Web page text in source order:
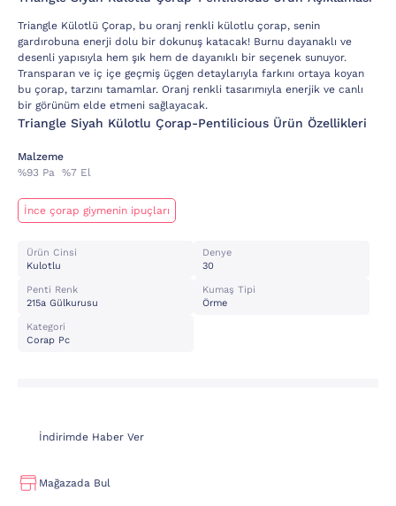
Triangle Külotlü Çorap, bu oranj renkli külotlu çorap, senin
gardırobuna enerji dolu bir dokunuş katacak! Burnu dayanaklı ve
desenli yapısıyla hem şık hem de dayanıklı bir seçenek sunuyor.
Transparan ve iç içe geçmiş üçgen detaylarıyla farkını ortaya koyan
bu çorap, tarzını tamamlar. Oranj renkli tasarımıyla enerjik ve canlı
bir görünüm elde etmeni sağlayacak.
Triangle Siyah Külotlu Çorap-Pentilicious Ürün Özellikleri
Malzeme
%93 Pa %7 El
İnce çorap giymenin ipuçları
Ürün Cinsi
Kulotlu
Denye
30
Penti Renk
215a Gülkurusu
Kumaş Tipi
Örme
Kategori
Corap Pc
İndirimde Haber Ver
Mağazada Bul